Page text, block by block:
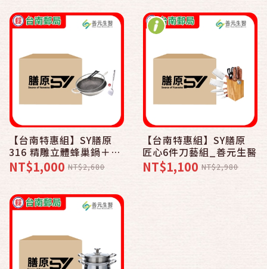
【台南特惠組】SY膳原
316 精雕立體蜂巢鍋＋
304 鍋鏟_善元生醫
NT$1,000 NT$2,680
【台南特惠組】SY膳原
匠心6件刀藝組_善元生醫
NT$1,100 NT$2,980